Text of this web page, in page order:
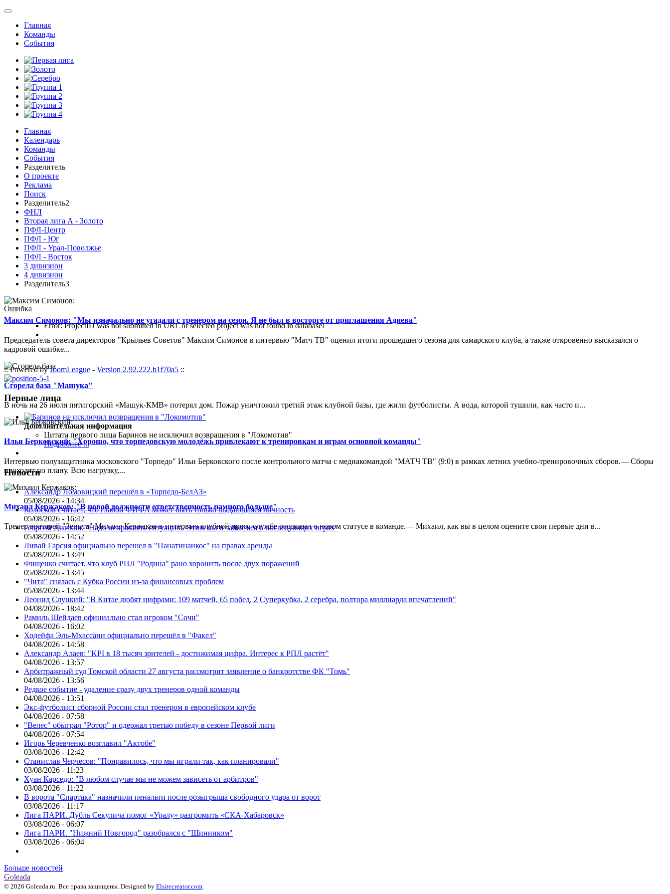
Главная
Команды
События
Главная
Календарь
Команды
События
Разделитель
О проекте
Реклама
Поиск
Разделитель2
ФНЛ
Вторая лига А - Золото
ПФЛ-Центр
ПФЛ - Юг
ПФЛ - Урал-Поволжье
ПФЛ - Восток
3 дивизион
4 дивизион
Разделитель3
Максим Симонов: "Мы изначально не угадали с тренером на сезон. Я не был в восторге от приглашения Адиева"
Председатель совета директоров "Крыльев Советов" Максим Симонов в интервью "Матч ТВ" оценил итоги прошедшего сезона для самарского клуба, а также откровенно высказался о
кадровой ошибке...
Сгорела база "Машука"
В ночь на 26 июля пятигорский «Машук-КМВ» потерял дом. Пожар уничтожил третий этаж клубной базы, где жили футболисты. А вода, которой тушили, как часто и...
Илья Берковский: "Хорошо, что торпедовскую молодёжь привлекают к тренировкам и играм основной команды"
Интервью полузащитника московского "Торпедо" Ильи Берковского после контрольного матча с медиакомандой "МАТЧ ТВ" (9:0) в рамках летних учебно-тренировочных сборов.— Сборы
проходят по плану. Всю нагрузку,...
Михаил Кержаков: "В новой должности ответственность намного больше"
Тренер вратарей "Зенита" Михаил Кержаков в интервью клубной пресс-службе рассказал о новом статусе в команде.— Михаил, как вы в целом оцените свои первые дни в...
Ошибка
Error: ProjectID was not submitted in URL or selected project was not found in database!
:: Powered byJoomLeague - Version 2.92.222.b1f70a5 ::
Первые лица
Дополнительная информация
Цитата первого лица Баринов не исключил возвращения в "Локомотив"
Подробнее ...
Новости
Александр Ломовицкий перешёл в «Торпедо-БелАЗ»
05/08/2026 - 14:34
Колосков считает, что главой ФИФА может быть только выдающаяся личность
05/08/2026 - 16:42
Георгий Джикия: "Надо исправлять ситуацию. Этим мы и займёмся в последующих играх"
05/08/2026 - 14:52
Ливай Гарсия официально перешел в "Панатинаикос" на правах аренды
05/08/2026 - 13:49
Фищенко считает, что клуб РПЛ "Родина" рано хоронить после двух поражений
05/08/2026 - 13:45
"Чита" снялась с Кубка России из-за финансовых проблем
05/08/2026 - 13:44
Леонид Слуцкий: "В Китае любят цифрами: 109 матчей, 65 побед, 2 Суперкубка, 2 серебра, полтора миллиарда впечатлений"
04/08/2026 - 18:42
Рамиль Шейдаев официально стал игроком "Сочи"
04/08/2026 - 16:02
Ходейфа Эль-Мхассани официально перешёл в "Факел"
04/08/2026 - 14:58
Александр Алаев: "KPI в 18 тысяч зрителей - достижимая цифра. Интерес к РПЛ растёт"
04/08/2026 - 13:57
Арбитражный суд Томской области 27 августа рассмотрит заявление о банкротстве ФК "Томь"
04/08/2026 - 13:56
Редкое событие - удаление сразу двух тренеров одной команды
04/08/2026 - 13:51
Экс-футболист сборной России стал тренером в европейском клубе
04/08/2026 - 07:58
"Велес" обыграл "Ротор" и одержал третью победу в сезоне Первой лиги
04/08/2026 - 07:54
Игорь Черевченко возглавил "Актобе"
03/08/2026 - 12:42
Станислав Черчесов: "Понравилось, что мы играли так, как планировали"
03/08/2026 - 11:23
Хуан Карседо: "В любом случае мы не можем зависеть от арбитров"
03/08/2026 - 11:22
В ворота "Спартака" назначили пенальти после розыгрыша свободного удара от ворот
03/08/2026 - 11:17
Лига ПАРИ. Дубль Секулича помог «Уралу» разгромить «СКА-Хабаровск»
03/08/2026 - 06:07
Лига ПАРИ. "Нижний Новгород" разобрался с "Шинником"
03/08/2026 - 06:04
Больше новостей
Goleada
© 2026 Goleada.ru. Все права защищены. Designed by Elsitecreator.com